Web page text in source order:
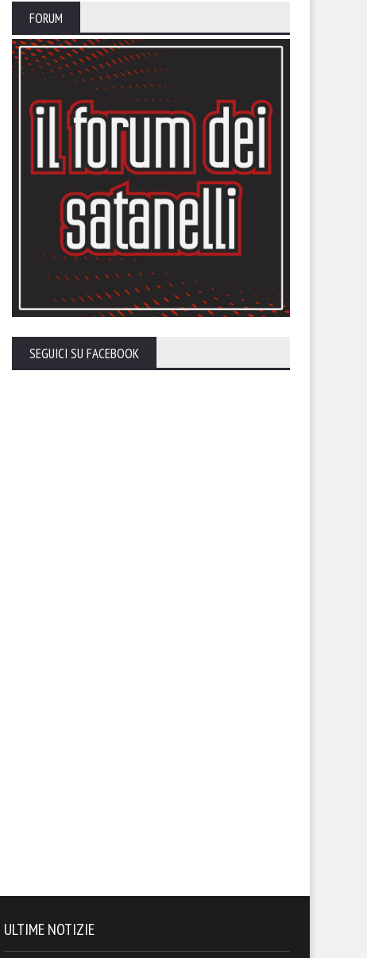
Antonini: “Penalizzazione non
ha di che esistere. Nostra
salvezza i punti che devono
restituirci”
campionato: -5 in classifica
FORUM
SEGUICI SU FACEBOOK
ULTIME NOTIZIE